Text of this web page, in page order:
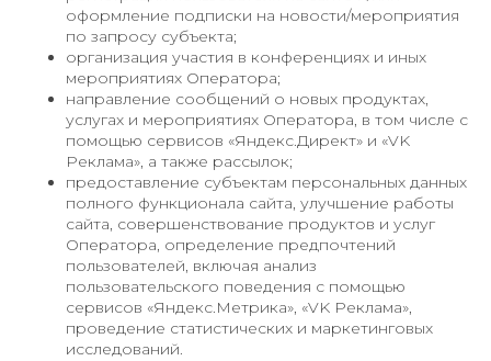
оформление подписки на новости/мероприятия
по запросу субъекта;
организация участия в конференциях и иных
мероприятиях Оператора;
направление сообщений о новых продуктах,
услугах и мероприятиях Оператора, в том числе с
помощью сервисов «Яндекс.Директ» и «VK
Реклама», а также рассылок;
предоставление субъектам персональных данных
полного функционала сайта, улучшение работы
сайта, совершенствование продуктов и услуг
Оператора, определение предпочтений
пользователей, включая анализ
пользовательского поведения с помощью
сервисов «Яндекс.Метрика», «VK Реклама»,
проведение статистических и маркетинговых
исследований.